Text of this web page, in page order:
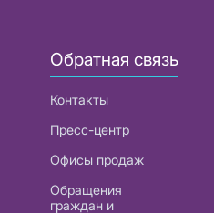
Обратная связь
Контакты
Пресс-центр
Офисы продаж
Обращения
граждан и